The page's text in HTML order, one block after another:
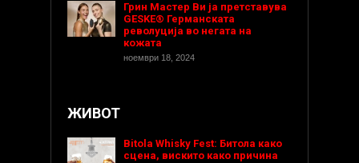
Грин Мастер Ви ја претставува
GESKE® Германската
револуција во негата на
кожата
ноември 18, 2024
ЖИВОТ
Bitola Whisky Fest: Битола како
сцена, вискито како причина